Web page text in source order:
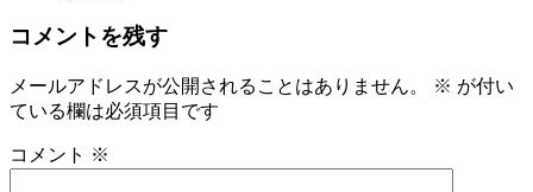
コメントを残す
メールアドレスが公開されることはありません。 ※ が付い
ている欄は必須項目です
コメント ※